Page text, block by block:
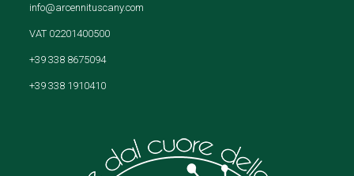
info@arcennituscany.com
VAT 02201400500
+39 338 8675094
+39 338 1910410